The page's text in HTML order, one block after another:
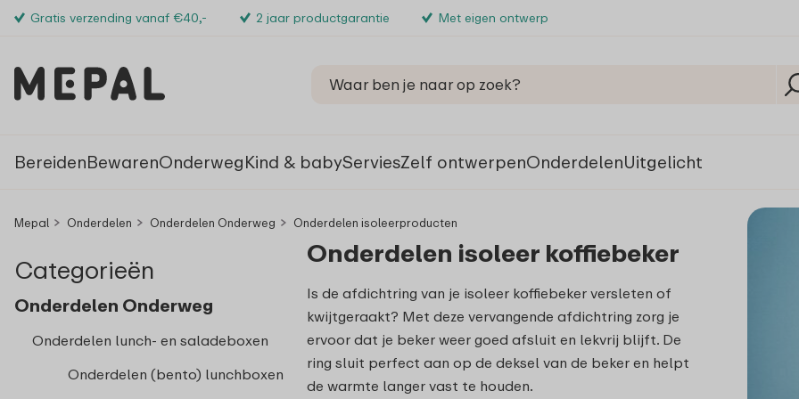
Gratis verzending vanaf €40,- 2 jaar productgarantie Met eigen ontwerp
BereidenBewarenOnderwegKind & babyServiesZelf ontwerpenOnderdelenUitgelicht
Mepal Onderdelen Onderdelen Onderweg Onderdelen isoleerproducten
Categorieën
Onderdelen Onderweg
Onderdelen lunch- en saladeboxen
Onderdelen (bento) lunchboxen
Onderdelen isoleer koffiebeker
Is de afdichtring van je isoleer koffiebeker versleten of
kwijtgeraakt? Met deze vervangende afdichtring zorg je
ervoor dat je beker weer goed afsluit en lekvrij blijft. De
ring sluit perfect aan op de deksel van de beker en helpt
de warmte langer vast te houden.